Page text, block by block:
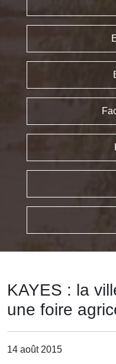
KAYES : la
une foire
14 août 2015